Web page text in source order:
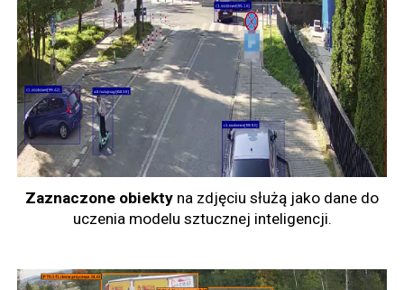
Zaznaczone obiekty na zdjęciu służą jako dane do
uczenia modelu sztucznej inteligencji.